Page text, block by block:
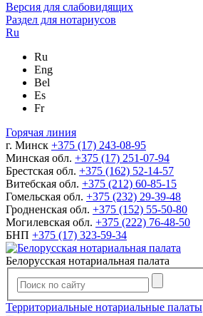
Версия для слабовидящих
Раздел для нотариусов
Ru
Ru
Eng
Bel
Es
Fr
Горячая линия
г. Минск +375 (17) 243-08-95
Минская обл. +375 (17) 251-07-94
Брестская обл. +375 (162) 52-14-57
Витебская обл. +375 (212) 60-85-15
Гомельская обл. +375 (232) 29-39-48
Гродненская обл. +375 (152) 55-50-80
Могилевская обл. +375 (222) 76-48-50
БНП +375 (17) 323-59-34
Белорусская нотариальная палата
Территориальные нотариальные палаты